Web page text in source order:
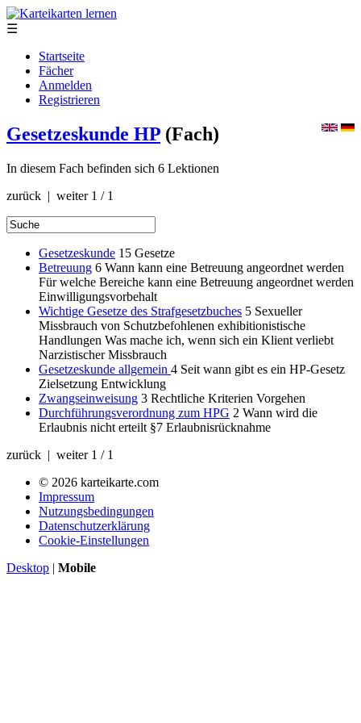
☰
Startseite
Fächer
Anmelden
Registrieren
Gesetzeskunde HP (Fach)
In diesem Fach befinden sich 6 Lektionen
zurück | weiter 1 / 1
Gesetzeskunde 15 Gesetze
Betreuung 6 Wann kann eine Betreuung angeordnet werden
Für welche Bereiche kann eine Betreuung angeordnet werden
Einwilligungsvorbehalt
Wichtige Gesetze des Strafgesetzbuches 5 Sexueller
Missbrauch von Schutzbefohlenen exhibitionistische
Handlungen Was mache ich, wenn sich ein Klient verliebt
Narzistischer Missbrauch
Gesetzeskunde allgemein 4 Seit wann gibt es ein HP-Gesetz
Zielsetzung Entwicklung
Zwangseinweisung 3 Rechtliche Kriterien Vorgehen
Durchführungsverordnung zum HPG 2 Wann wird die
Erlaubnis nicht erteilt §7 Erlaubnisrücknahme
zurück | weiter 1 / 1
© 2026 karteikarte.com
Impressum
Nutzungsbedingungen
Datenschutzerklärung
Cookie-Einstellungen
Desktop | Mobile